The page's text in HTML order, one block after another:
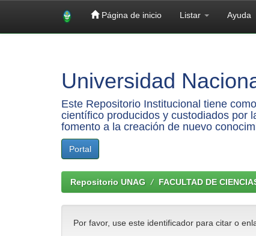
Página de inicio Listar Ayuda
Universidad
Este Repositorio Institucional tiene
científico producidos y custodiados por
fomento a la creación de nuevo
Portal
Repositorio UNAG FACULTAD DE
Por favor, use este identificador para citar o